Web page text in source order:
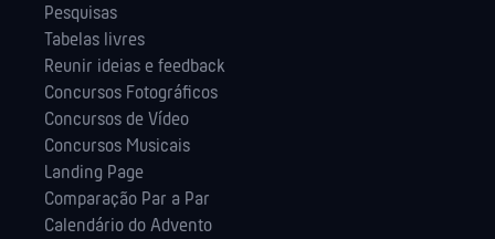
Pesquisas
Tabelas livres
Reunir ideias e feedback
Concursos Fotográficos
Concursos de Vídeo
Concursos Musicais
Landing Page
Comparação Par a Par
Calendário do Advento